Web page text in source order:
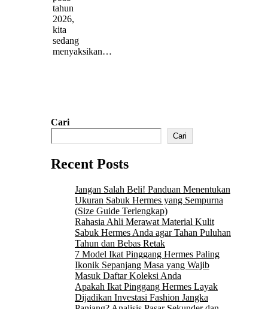
tahun
2026,
kita
sedang
menyaksikan…
Cari
Cari
Recent Posts
Jangan Salah Beli! Panduan Menentukan
Ukuran Sabuk Hermes yang Sempurna
(Size Guide Terlengkap)
Rahasia Ahli Merawat Material Kulit
Sabuk Hermes Anda agar Tahan Puluhan
Tahun dan Bebas Retak
7 Model Ikat Pinggang Hermes Paling
Ikonik Sepanjang Masa yang Wajib
Masuk Daftar Koleksi Anda
Apakah Ikat Pinggang Hermes Layak
Dijadikan Investasi Fashion Jangka